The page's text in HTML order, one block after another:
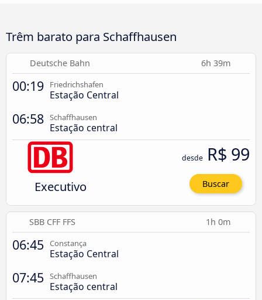
Trêm barato para Schaffhausen
Deutsche Bahn 6h 39m
00:19 Friedrichshafen
Estação Central
06:58 Schaffhausen
Estação central
Executivo
desde R$ 99
Buscar
SBB CFF FFS 1h 0m
06:45 Constança
Estação Central
07:45 Schaffhausen
Estação central